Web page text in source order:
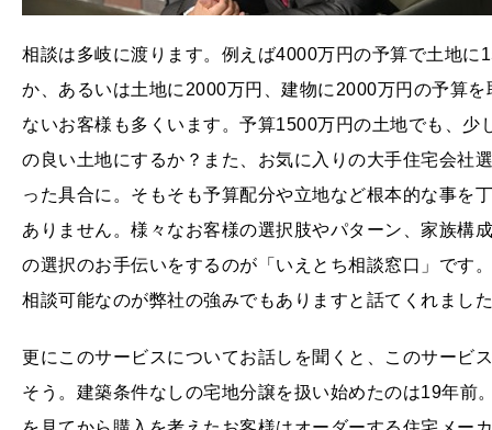
相談は多岐に渡ります。例えば4000万円の予算で土地
か、あるいは土地に2000万円、建物に2000万円の予算
ないお客様も多くいます。予算1500万円の土地でも、
の良い土地にするか？また、お気に入りの大手住宅会社
った具合に。そもそも予算配分や立地など根本的な事を
ありません。様々なお客様の選択肢やパターン、家族構
の選択のお手伝いをするのが「いえとち相談窓口」です
相談可能なのが弊社の強みでもありますと話てくれまし
更にこのサービスについてお話しを聞くと、このサービ
そう。建築条件なしの宅地分譲を扱い始めたのは19年前